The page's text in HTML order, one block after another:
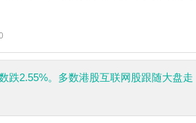
跌2.55%。多数港股互联网股跟随大盘走